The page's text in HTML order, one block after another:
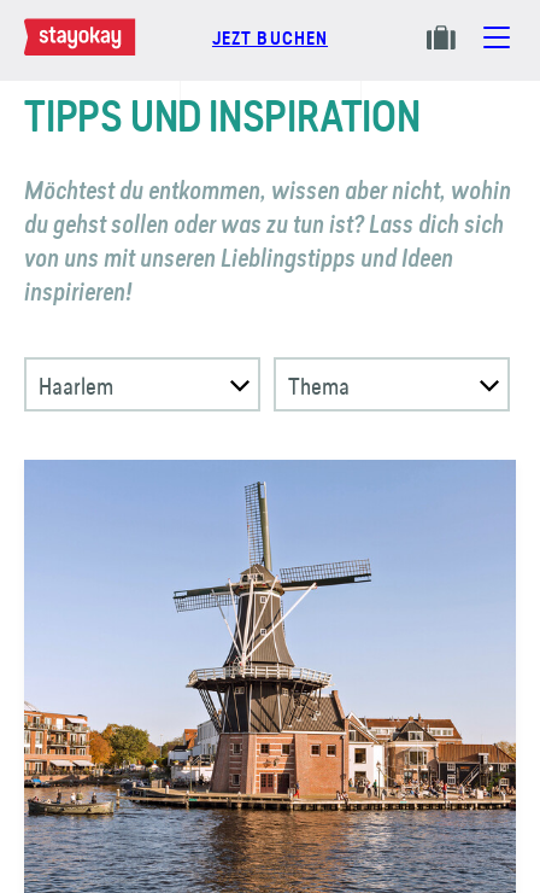
JEZT BUCHEN
TIPPS UND INSPIRATION
Möchtest du entkommen, wissen aber nicht, wohin
du gehst sollen oder was zu tun ist? Lass dich sich
von uns mit unseren Lieblings­tipps und Ideen
inspirieren!
Haarlem Thema